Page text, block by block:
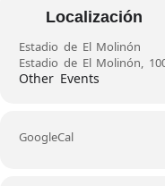
Localización
Estadio de El Molinón
Estadio de El Molinón,
Other Events
GoogleCal